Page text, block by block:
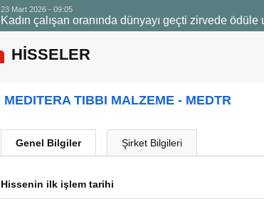
23 Mart 2026 - 09:05
Kadın çalışan oranında dünyayı geçti zirvede ödüle
HİSSELER
MEDITERA TIBBI MALZEME - MEDTR
Genel Bilgiler Şirket Bilgileri
Hissenin ilk işlem tarihi